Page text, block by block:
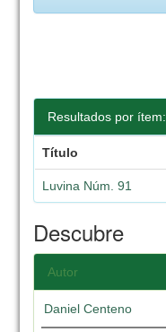
Resultados por ítem:
Título
Luvina Núm. 91
Descubre
Autor
Daniel Centeno